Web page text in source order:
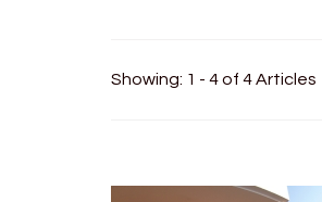
Showing: 1 - 4 of 4 Articles